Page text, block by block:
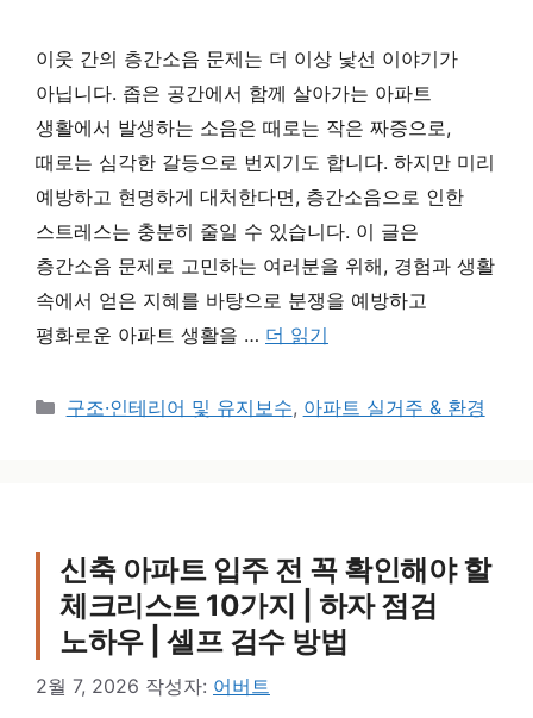
이웃 간의 층간소음 문제는 더 이상 낯선 이야기가
아닙니다. 좁은 공간에서 함께 살아가는 아파트
생활에서 발생하는 소음은 때로는 작은 짜증으로,
때로는 심각한 갈등으로 번지기도 합니다. 하지만 미리
예방하고 현명하게 대처한다면, 층간소음으로 인한
스트레스는 충분히 줄일 수 있습니다. 이 글은
층간소음 문제로 고민하는 여러분을 위해, 경험과 생활
속에서 얻은 지혜를 바탕으로 분쟁을 예방하고
평화로운 아파트 생활을 … 더 읽기
카테고리
구조·인테리어 및 유지보수, 아파트 실거주 & 환경
신축 아파트 입주 전 꼭 확인해야 할
체크리스트 10가지 | 하자 점검
노하우 | 셀프 검수 방법
2월 7, 2026 작성자: 어버트